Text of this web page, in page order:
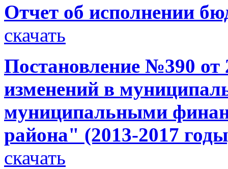
Отчет об исполнении
скачать
Постановление №390 от
изменений в
муниципальными
района" (2013-2017
скачать